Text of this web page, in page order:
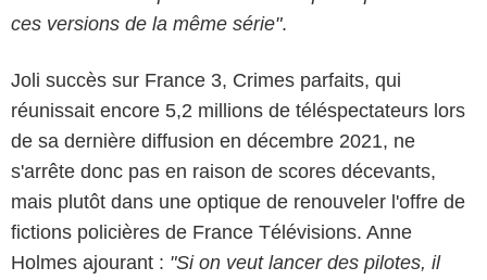
ces versions de la même série".
Joli succès sur France 3, Crimes parfaits, qui
réunissait encore 5,2 millions de téléspectateurs lors
de sa dernière diffusion en décembre 2021, ne
s'arrête donc pas en raison de scores décevants,
mais plutôt dans une optique de renouveler l'offre de
fictions policières de France Télévisions. Anne
Holmes ajourant : "Si on veut lancer des pilotes, il